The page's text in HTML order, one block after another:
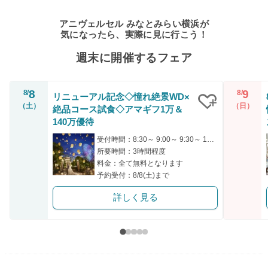
アニヴェルセル みなとみらい横浜が
気になったら、実際に見に行こう！
週末に開催するフェア
8/8
（土）
リニューアル記念◇憧れ絶景WD×
絶品コース試食◇アマギフ1万＆
140万優待
所要時間：3時間程度
料金：全て無料となります
予約受付：8/8(土)まで
詳しく見る
8/9
（日）